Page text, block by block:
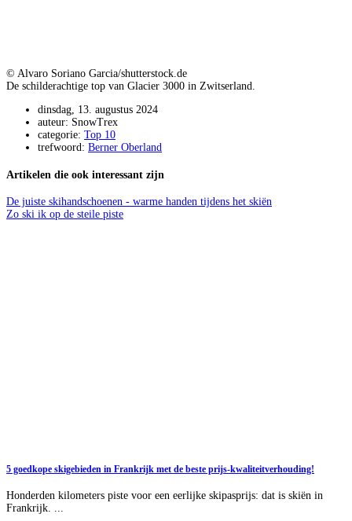
© Alvaro Soriano Garcia/shutterstock.de
De schilderachtige top van Glacier 3000 in Zwitserland.
dinsdag, 13. augustus 2024
auteur: SnowTrex
categorie: Top 10
trefwoord: Berner Oberland
Artikelen die ook interessant zijn
De juiste skihandschoenen - warme handen tijdens het skiën
Zo ski ik op de steile piste
5 goedkope skigebieden in Frankrijk met de beste prijs-kwaliteitverhouding!
Honderden kilometers piste voor een eerlijke skipasprijs: dat is skiën in
Frankrijk. ...